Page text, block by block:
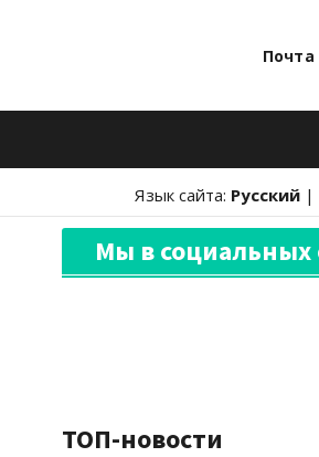
Почта
Язык сайта: Русский |
Мы в социальных
ТОП-новости